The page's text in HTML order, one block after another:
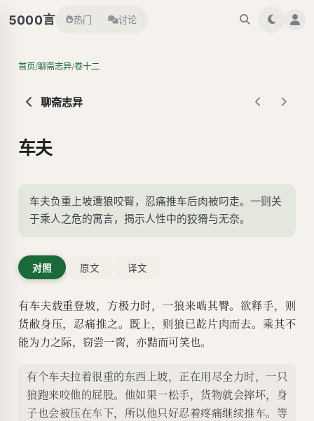
5000言 热门 讨论
首页/聊斋志异/卷十二
聊斋志异
车夫
车夫负重上坡遭狼咬臀，忍痛推车后肉被叼走。一则关
于乘人之危的寓言，揭示人性中的狡猾与无奈。
对照 原文 译文
有车夫载重登坡，方极力时，一狼来啮其臀。欲释手，则
货敝身压，忍痛推之。既上，则狼已龁片肉而去。乘其不
能为力之际，窃尝一脔，亦黠而可笑也。
有个车夫拉着很重的东西上坡，正在用尽全力时，一只
狼跑来咬他的屁股。他如果一松手，货物就会摔坏，身
子也会被压在车下，所以他只好忍着疼痛继续推车。等